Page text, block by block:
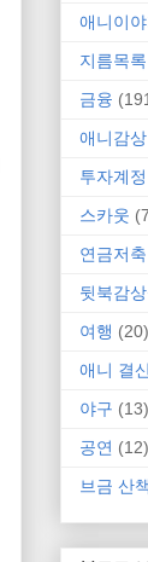
애니이야
지름목록
금융
애니감상
투자계정
스카웃
연금저축
뒷북감
여행 (20)
애니 결
야구 (13)
공연 (12)
브금 산책